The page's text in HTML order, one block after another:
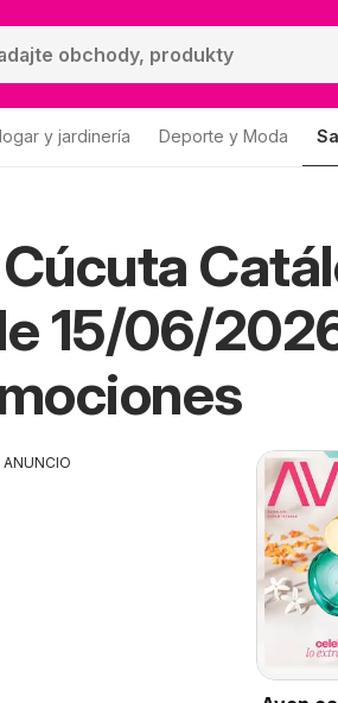
y jardinería Deporte y Moda
15/06/
ANUNCIO